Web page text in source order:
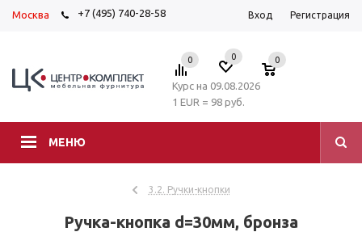
Москва +7 (495) 740-28-58 Вход Регистрация
МЕНЮ
0 0 0
Курс на 09.08.2026
1 EUR = 98 руб.
3.2. Ручки-кнопки
Ручка-кнопка d=30мм, бронза